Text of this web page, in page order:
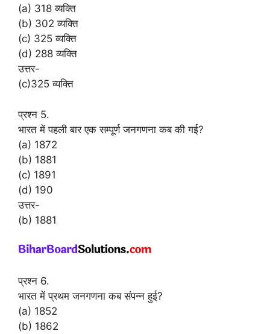
(a) 318 व्यक्ति
(b) 302 व्यक्ति
(c) 325 व्यक्ति
(d) 288 व्यक्ति
उत्तर-
(c)325 व्यक्ति
प्रश्न 5.
भारत में पहली बार एक सम्पूर्ण जनगणना कब की गई?
(a) 1872
(b) 1881
(c) 1891
(d) 190
उत्तर-
(b) 1881
प्रश्न 6.
भारत में प्रथम जनगणना कब संपन्न हुई?
(a) 1852
(b) 1862